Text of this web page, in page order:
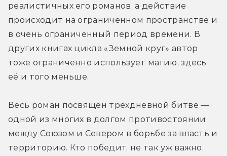
реалистичных его романов, а действие
происходит на ограниченном пространстве и
в очень ограниченный период времени. В
других книгах цикла «Земной круг» автор
тоже ограниченно использует магию, здесь
её и того меньше.
Весь роман посвящён трёхдневной битве —
одной из многих в долгом противостоянии
между Союзом и Севером в борьбе за власть и
территорию. Кто победит, не так уж важно,